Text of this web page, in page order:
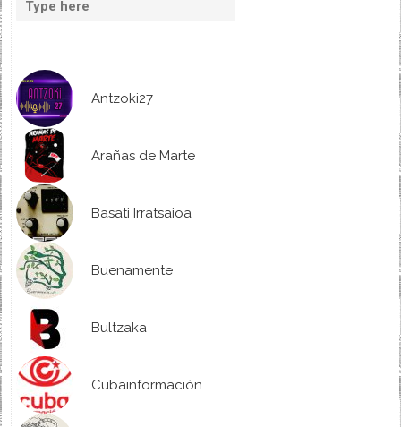
Antzoki27
Arañas de Marte
Basati Irratsaioa
Buenamente
Bultzaka
Cubainformación